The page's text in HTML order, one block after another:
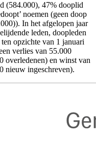
(584.000), 47% dooplid
noemen (geen doop
In het afgelopen jaar
leden, doopleden
opzichte van 1 januari
verlies van 55.000
overledenen) en winst van
nieuw ingeschreven).